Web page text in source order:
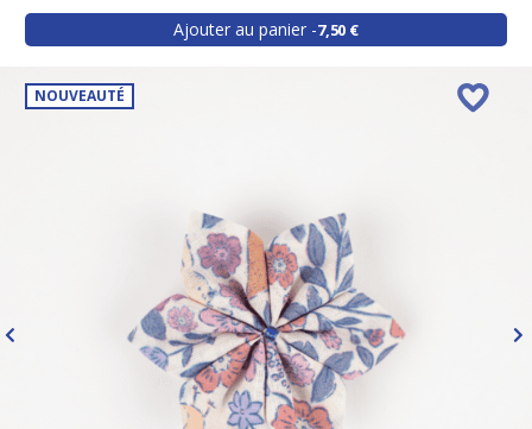
Ajouter au panier 7,50 €
NOUVEAUTÉ